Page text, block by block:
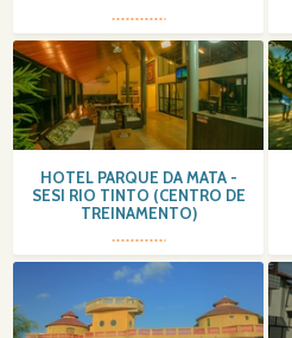
HOTEL PARQUE DA MATA -
SESI RIO TINTO (CENTRO DE
TREINAMENTO)